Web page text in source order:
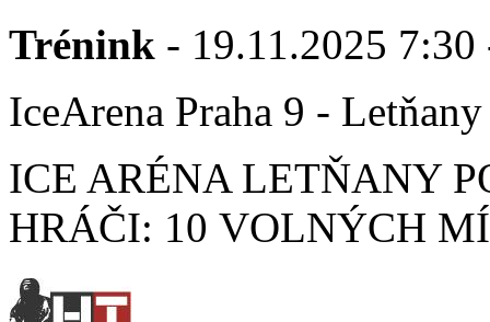
Trénink - 19.11.2025 7:30
IceArena Praha 9 - Letňany
ICE ARÉNA LETŇANY
HRÁČI: 10 VOLNÝCH